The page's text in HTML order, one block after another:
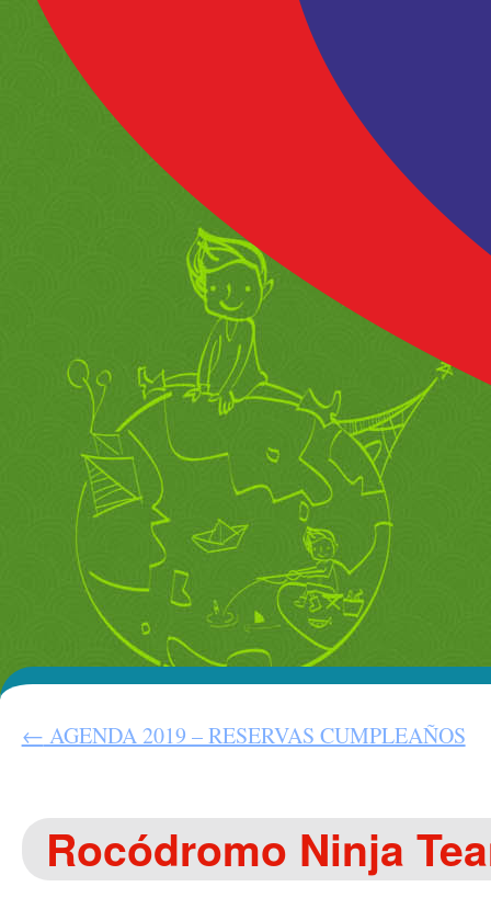
← AGENDA 2019 – RESERVAS CUMPLEAÑOS
Rocódromo Ninja